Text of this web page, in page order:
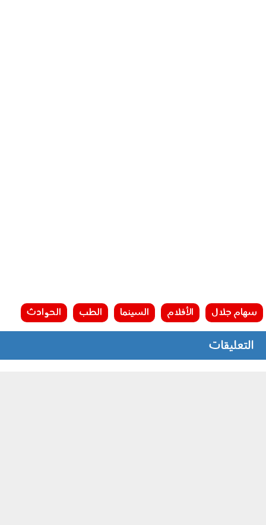
سهام جلال الأفلام السينما الطب الحوادث
التعليقات